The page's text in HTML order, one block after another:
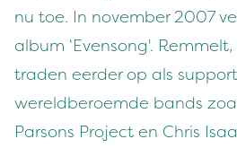
nu toe. In november 2007
album ‘Evensong'.
traden eerder op als
wereldberoemde bands
Parsons Project en Chris